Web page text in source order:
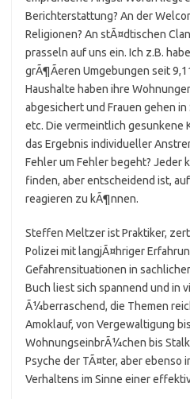
Berichterstattung? An der
Religionen? An stÃ¤dtischen
prasseln auf uns ein. Ich z.B.
grÃ¶Ãeren Umgebungen seit
Haushalte haben ihre
abgesichert und Frauen gehen
etc. Die vermeintlich gesunkene
das Ergebnis individueller
Fehler um Fehler begeht? Jeder
finden, aber entscheidend ist,
reagieren zu kÃ¶nnen.
Steffen Meltzer ist Praktiker,
Polizei mit langjÃ¤hriger
Gefahrensituationen in
Buch liest sich spannend und in
Ã¼berraschend, die Themen
Amoklauf, von Vergewaltigung
WohnungseinbrÃ¼chen bis
Psyche der TÃ¤ter, aber ebenso
Verhaltens im Sinne einer